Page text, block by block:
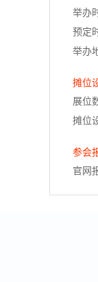
举办
预定
举办
摊位
展位
摊位
参会
官网